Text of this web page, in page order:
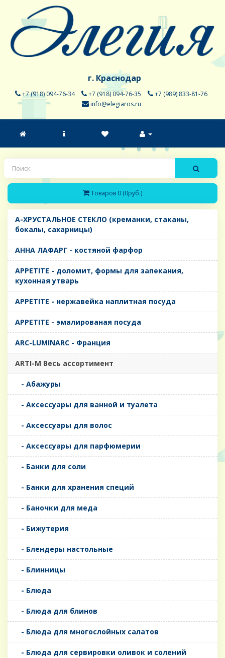
г. Краснодар
+7 (918) 094-76-34 +7 (918) 094-76-35
+7 (989) 833-81-76
info@elegiaros.ru
Товаров 0 (0руб.)
A-ХРУСТАЛЬНОЕ СТЕКЛО (креманки, стаканы,
бокалы, сахарницы)
AHHA ЛАФАРГ - костяной фарфор
APPETITE - доломит, формы для запекания,
кухонная утварь
APPETITE - нержавейка наплитная посуда
APPETITE - эмалированая посуда
ARC-LUMINARC - Франция
ARTI-M Весь ассортимент
- Абажуры
- Аксессуары для ванной и туалета
- Аксессуары для волос
- Аксессуары для парфюмерии
- Банки для соли
- Банки для хранения специй
- Баночки для меда
- Бижутерия
- Блендеры настольные
- Блинницы
- Блюда
- Блюда для блинов
- Блюда для многослойных салатов
- Блюда для сервировки оливок и солений